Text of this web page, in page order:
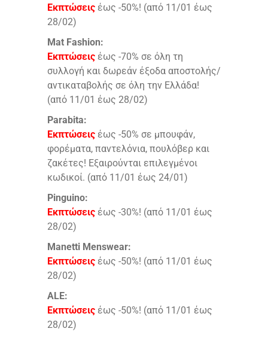
Εκπτώσεις έως -50%! (από 11/01 έως
28/02)
Mat Fashion:
Εκπτώσεις έως -70% σε όλη τη
συλλογή και δωρεάν έξοδα αποστολής/
αντικαταβολής σε όλη την Ελλάδα!
(από 11/01 έως 28/02)
Parabita:
Εκπτώσεις έως -50% σε μπουφάν,
φορέματα, παντελόνια, πουλόβερ και
ζακέτες! Εξαιρούνται επιλεγμένοι
κωδικοί. (από 11/01 έως 24/01)
Pinguino:
Εκπτώσεις έως -30%! (από 11/01 έως
28/02)
Manetti Menswear:
Εκπτώσεις έως -50%! (από 11/01 έως
28/02)
ALE:
Εκπτώσεις έως -50%! (από 11/01 έως
28/02)